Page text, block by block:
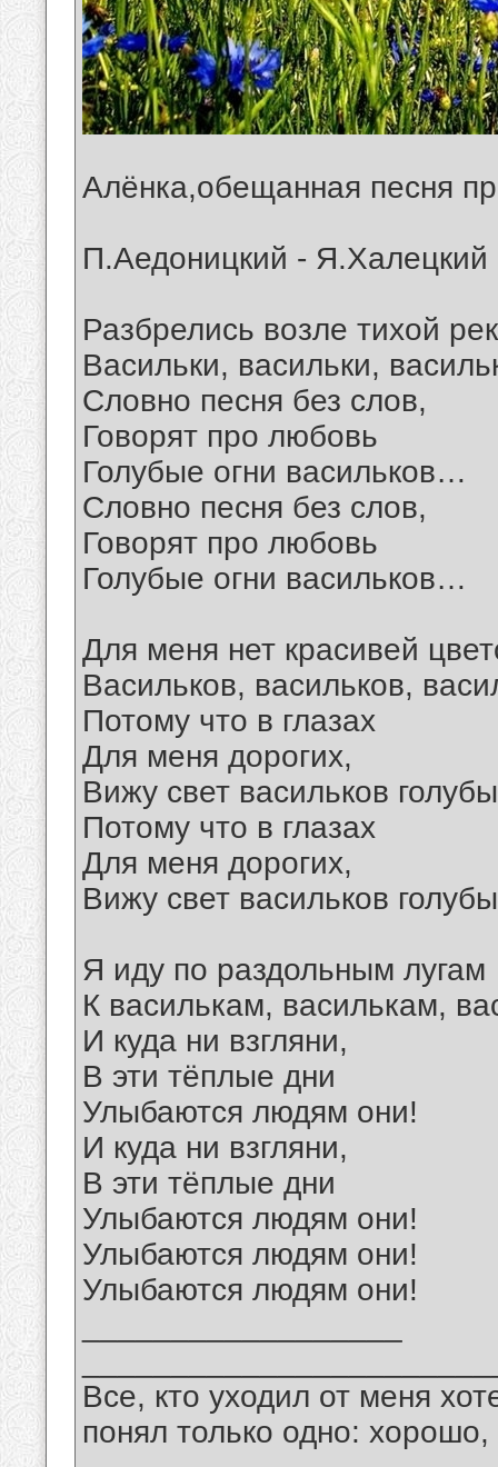
Алёнка,обещанная песня
П.Аедоницкий - Я.Халецкий
Разбрелись возле тихой
Васильки, васильки,
Словно песня без слов,
Говорят про любовь
Голубые огни васильков…
Словно песня без слов,
Говорят про любовь
Голубые огни васильков…
Для меня нет красивей
Васильков, васильков,
Потому что в глазах
Для меня дорогих,
Вижу свет васильков
Потому что в глазах
Для меня дорогих,
Вижу свет васильков
Я иду по раздольным лугам
К василькам, василькам,
И куда ни взгляни,
В эти тёплые дни
Улыбаются людям они!
И куда ни взгляни,
В эти тёплые дни
Улыбаются людям они!
Улыбаются людям они!
Улыбаются людям они!
Все, кто уходил от меня
понял только одно: